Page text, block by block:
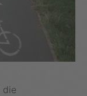
die